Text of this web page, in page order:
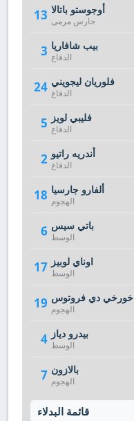
13 أوجوستو باتالا
حارس مرمى
3 بيب شافاريا
الدفاع
24 فلوريان ليجويني
الدفاع
5 فليبي لويز
الدفاع
2 أندريه راتيو
الدفاع
18 ألفارو جارسيا
الهجوم
6 باتي سيس
الوسط
17 اوناي لوبيز
الوسط
19 خورخي دي فروتوس
الهجوم
4 بيدرو دياز
الوسط
7 بالازون
الهجوم
قائمة البدلاء